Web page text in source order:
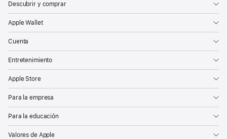
Descubrir y comprar
Apple Wallet
Cuenta
Entretenimiento
Apple Store
Para la empresa
Para la educación
Valores de Apple